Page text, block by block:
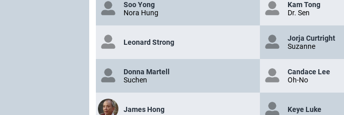
Soo Yong
Nora Hung
Kam Tong
Dr. Sen
Leonard Strong
Jorja Curtright
Suzanne
Donna Martell
Suchen
Candace Lee
Oh-No
James Hong Keye Luke